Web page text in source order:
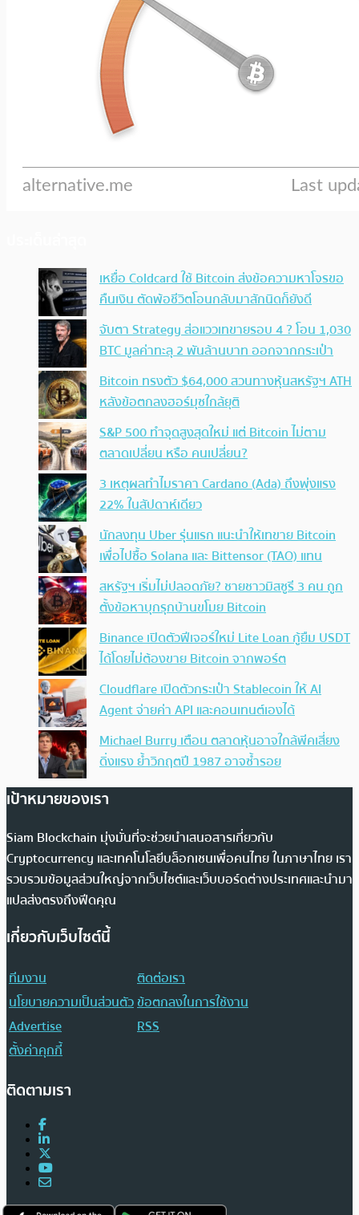
เหยื่อ Coldcard ใช้ Bitcoin ส่งข้อความหาโจรขอ
คืนเงิน ตัดพ้อชีวิตโอนกลับมาสักนิดก็ยังดี
จับตา Strategy ส่อแววเทขายรอบ 4 ? โอน 1,030
BTC มูลค่าทะลุ 2 พันล้านบาท ออกจากกระเป๋า
Bitcoin ทรงตัว $64,000 สวนทางหุ้นสหรัฐฯ ATH
หลังข้อตกลงฮอร์มุซใกล้ยุติ
S&P 500 ทำจุดสูงสุดใหม่ แต่ Bitcoin ไม่ตาม
ตลาดเปลี่ยน หรือ คนเปลี่ยน?
3 เหตุผลทำไมราคา Cardano (Ada) ถึงพุ่งแรง
22% ในสัปดาห์เดียว
นักลงทุน Uber รุ่นแรก แนะนำให้เทขาย Bitcoin
เพื่อไปซื้อ Solana และ Bittensor (TAO) แทน
สหรัฐฯ เริ่มไม่ปลอดภัย? ชายชาวมิสซูรี 3 คน ถูก
ตั้งข้อหาบุกรุกบ้านขโมย Bitcoin
Binance เปิดตัวฟีเจอร์ใหม่ Lite Loan กู้ยืม USDT
ได้โดยไม่ต้องขาย Bitcoin จากพอร์ต
Cloudflare เปิดตัวกระเป๋า Stablecoin ให้ AI
Agent จ่ายค่า API และคอนเทนต์เองได้
Michael Burry เตือน ตลาดหุ้นอาจใกล้พีคเสี่ยง
ดิ่งแรง ย้ำวิกฤตปี 1987 อาจซ้ำรอย
เป้าหมายของเรา
Siam Blockchain มุ่งมั่นที่จะช่วยนำเสนอสารเกี่ยวกับ
Cryptocurrency และเทคโนโลยีบล็อกเชนเพื่อคนไทย ในภาษาไทย เรา
รวบรวมข้อมูลส่วนใหญ่จากเว็บไซต์และเว็บบอร์ดต่างประเทศและนำมา
แปลส่งตรงถึงฟีดคุณ
เกี่ยวกับเว็บไซต์นี้
ทีมงาน
ติดต่อเรา
นโยบายความเป็นส่วนตัวข้อตกลงในการใช้งาน
Advertise
RSS
ตั้งค่าคุกกี้
ติดตามเรา